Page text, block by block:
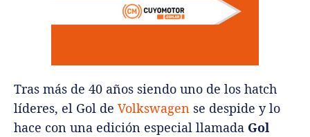
Tras más de 40 años siendo uno de los hatch
líderes, el Gol de Volkswagen se despide y lo
hace con una edición especial llamada Gol